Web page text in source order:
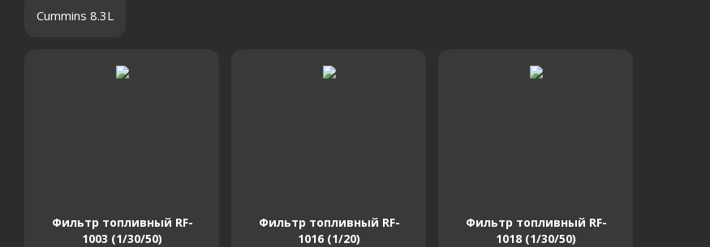
Cummins 8.3L
Фильтр топливный RF-
1003 (1/30/50)
Фильтр топливный RF-
1016 (1/20)
Фильтр топливный RF-
1018 (1/30/50)